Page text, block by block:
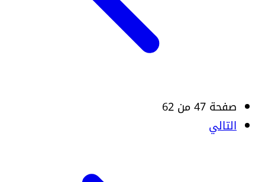
صفحة 47 من 62
التالي